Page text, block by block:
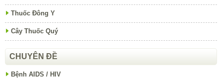
Thuốc Đông Y
Cây Thuốc Quý
CHUYÊN ĐỀ
Bệnh AIDS / HIV